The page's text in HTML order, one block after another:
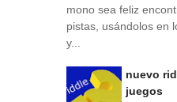
mono sea feliz
pistas, usándolos en
y...
nuevo
juegos